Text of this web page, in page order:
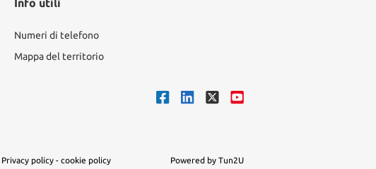
Info utili
Numeri di telefono
Mappa del territorio
Privacy policy - cookie policy Powered by Tun2U